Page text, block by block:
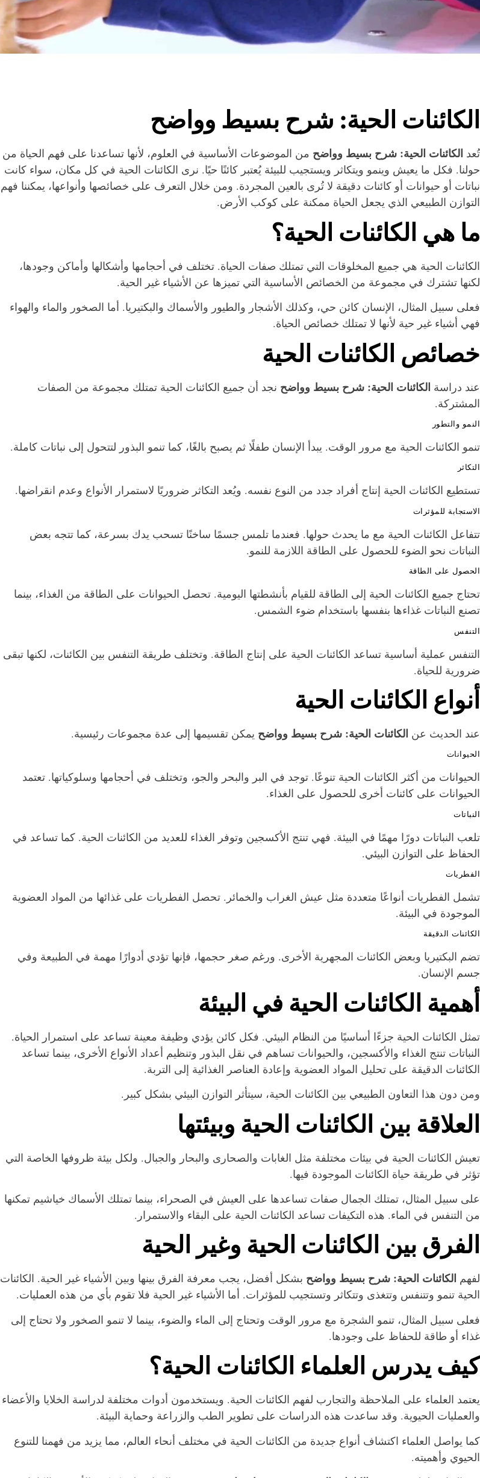
الكائنات الحية: شرح بسيط وواضح
تُعد الكائنات الحية: شرح بسيط وواضح من الموضوعات الأساسية في العلوم، لأنها تساعدنا على فهم الحياة من
حولنا. فكل ما يعيش وينمو ويتكاثر ويستجيب للبيئة يُعتبر كائنًا حيًا. نرى الكائنات الحية في كل مكان، سواء كانت
نباتات أو حيوانات أو كائنات دقيقة لا تُرى بالعين المجردة. ومن خلال التعرف على خصائصها وأنواعها، يمكننا فهم
التوازن الطبيعي الذي يجعل الحياة ممكنة على كوكب الأرض.
ما هي الكائنات الحية؟
الكائنات الحية هي جميع المخلوقات التي تمتلك صفات الحياة. تختلف في أحجامها وأشكالها وأماكن وجودها،
لكنها تشترك في مجموعة من الخصائص الأساسية التي تميزها عن الأشياء غير الحية.
فعلى سبيل المثال، الإنسان كائن حي، وكذلك الأشجار والطيور والأسماك والبكتيريا. أما الصخور والماء والهواء
فهي أشياء غير حية لأنها لا تمتلك خصائص الحياة.
خصائص الكائنات الحية
عند دراسة الكائنات الحية: شرح بسيط وواضح نجد أن جميع الكائنات الحية تمتلك مجموعة من الصفات
المشتركة.
النمو والتطور
تنمو الكائنات الحية مع مرور الوقت. يبدأ الإنسان طفلًا ثم يصبح بالغًا، كما تنمو البذور لتتحول إلى نباتات كاملة.
التكاثر
تستطيع الكائنات الحية إنتاج أفراد جدد من النوع نفسه. ويُعد التكاثر ضروريًا لاستمرار الأنواع وعدم انقراضها.
الاستجابة للمؤثرات
تتفاعل الكائنات الحية مع ما يحدث حولها. فعندما تلمس جسمًا ساخنًا تسحب يدك بسرعة، كما تتجه بعض
النباتات نحو الضوء للحصول على الطاقة اللازمة للنمو.
الحصول على الطاقة
تحتاج جميع الكائنات الحية إلى الطاقة للقيام بأنشطتها اليومية. تحصل الحيوانات على الطاقة من الغذاء، بينما
تصنع النباتات غذاءها بنفسها باستخدام ضوء الشمس.
التنفس
التنفس عملية أساسية تساعد الكائنات الحية على إنتاج الطاقة. وتختلف طريقة التنفس بين الكائنات، لكنها تبقى
ضرورية للحياة.
أنواع الكائنات الحية
عند الحديث عن الكائنات الحية: شرح بسيط وواضح يمكن تقسيمها إلى عدة مجموعات رئيسية.
الحيوانات
الحيوانات من أكثر الكائنات الحية تنوعًا. توجد في البر والبحر والجو، وتختلف في أحجامها وسلوكياتها. تعتمد
الحيوانات على كائنات أخرى للحصول على الغذاء.
النباتات
تلعب النباتات دورًا مهمًا في البيئة. فهي تنتج الأكسجين وتوفر الغذاء للعديد من الكائنات الحية. كما تساعد في
الحفاظ على التوازن البيئي.
الفطريات
تشمل الفطريات أنواعًا متعددة مثل عيش الغراب والخمائر. تحصل الفطريات على غذائها من المواد العضوية
الموجودة في البيئة.
الكائنات الدقيقة
تضم البكتيريا وبعض الكائنات المجهرية الأخرى. ورغم صغر حجمها، فإنها تؤدي أدوارًا مهمة في الطبيعة وفي
جسم الإنسان.
أهمية الكائنات الحية في البيئة
تمثل الكائنات الحية جزءًا أساسيًا من النظام البيئي. فكل كائن يؤدي وظيفة معينة تساعد على استمرار الحياة.
النباتات تنتج الغذاء والأكسجين، والحيوانات تساهم في نقل البذور وتنظيم أعداد الأنواع الأخرى، بينما تساعد
الكائنات الدقيقة على تحليل المواد العضوية وإعادة العناصر الغذائية إلى التربة.
ومن دون هذا التعاون الطبيعي بين الكائنات الحية، سيتأثر التوازن البيئي بشكل كبير.
العلاقة بين الكائنات الحية وبيئتها
تعيش الكائنات الحية في بيئات مختلفة مثل الغابات والصحارى والبحار والجبال. ولكل بيئة ظروفها الخاصة التي
تؤثر في طريقة حياة الكائنات الموجودة فيها.
على سبيل المثال، تمتلك الجمال صفات تساعدها على العيش في الصحراء، بينما تمتلك الأسماك خياشيم تمكنها
من التنفس في الماء. هذه التكيفات تساعد الكائنات الحية على البقاء والاستمرار.
الفرق بين الكائنات الحية وغير الحية
لفهم الكائنات الحية: شرح بسيط وواضح بشكل أفضل، يجب معرفة الفرق بينها وبين الأشياء غير الحية. الكائنات
الحية تنمو وتتنفس وتتغذى وتتكاثر وتستجيب للمؤثرات. أما الأشياء غير الحية فلا تقوم بأي من هذه العمليات.
فعلى سبيل المثال، تنمو الشجرة مع مرور الوقت وتحتاج إلى الماء والضوء، بينما لا تنمو الصخور ولا تحتاج إلى
غذاء أو طاقة للحفاظ على وجودها.
كيف يدرس العلماء الكائنات الحية؟
يعتمد العلماء على الملاحظة والتجارب لفهم الكائنات الحية. ويستخدمون أدوات مختلفة لدراسة الخلايا والأعضاء
والعمليات الحيوية. وقد ساعدت هذه الدراسات على تطوير الطب والزراعة وحماية البيئة.
كما يواصل العلماء اكتشاف أنواع جديدة من الكائنات الحية في مختلف أنحاء العالم، مما يزيد من فهمنا للتنوع
الحيوي وأهميته.